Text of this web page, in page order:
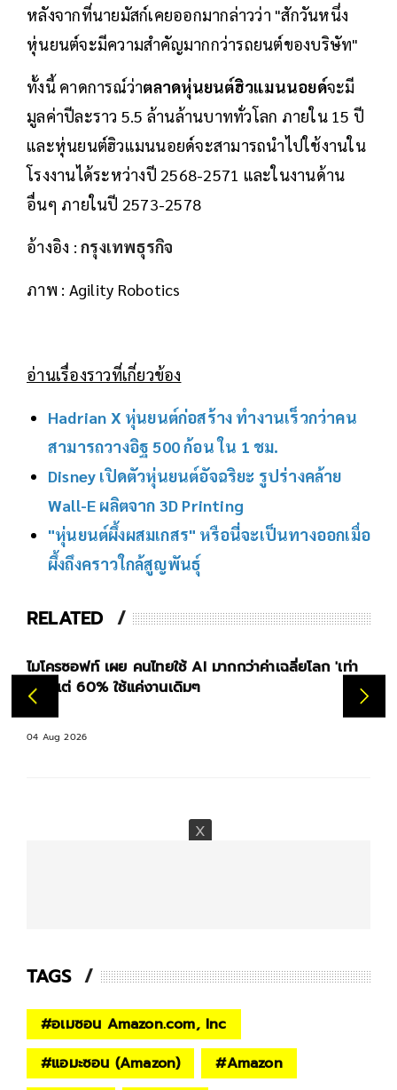
หลังจากที่นายมัสก์เคยออกมากล่าวว่า "สักวันหนึ่ง
หุ่นยนต์จะมีความสำคัญมากกว่ารถยนต์ของบริษัท"
ทั้งนี้ คาดการณ์ว่าตลาดหุ่นยนต์ฮิวแมนนอยด์จะมี
มูลค่าปีละราว 5.5 ล้านล้านบาททั่วโลก ภายใน 15 ปี
และหุ่นยนต์ฮิวแมนนอยด์จะสามารถนำไปใช้งานใน
โรงงานได้ระหว่างปี 2568-2571 และในงานด้าน
อื่นๆ ภายในปี 2573-2578
อ้างอิง : กรุงเทพธุรกิจ
ภาพ : Agility Robotics
อ่านเรื่องราวที่เกี่ยวข้อง
Hadrian X หุ่นยนต์ก่อสร้าง ทำงานเร็วกว่าคน
สามารถวางอิฐ 500 ก้อน ใน 1 ชม.
Disney เปิดตัวหุ่นยนต์อัจฉริยะ รูปร่างคล้าย
Wall-E ผลิตจาก 3D Printing
"หุ่นยนต์ผึ้งผสมเกสร" หรือนี่จะเป็นทางออกเมื่อ
ผึ้งถึงคราวใกล้สูญพันธุ์
RELATED
'เท่า
ChatGPT เปิดให้ผู้ใช้ฟรี แชทข้อความไม่อั้น อัปเกรด
GPT-5.6 ใหม่
07 Aug 2026
TAGS
#อเมซอน Amazon.com, Inc
#แอมะซอน (Amazon) #Amazon